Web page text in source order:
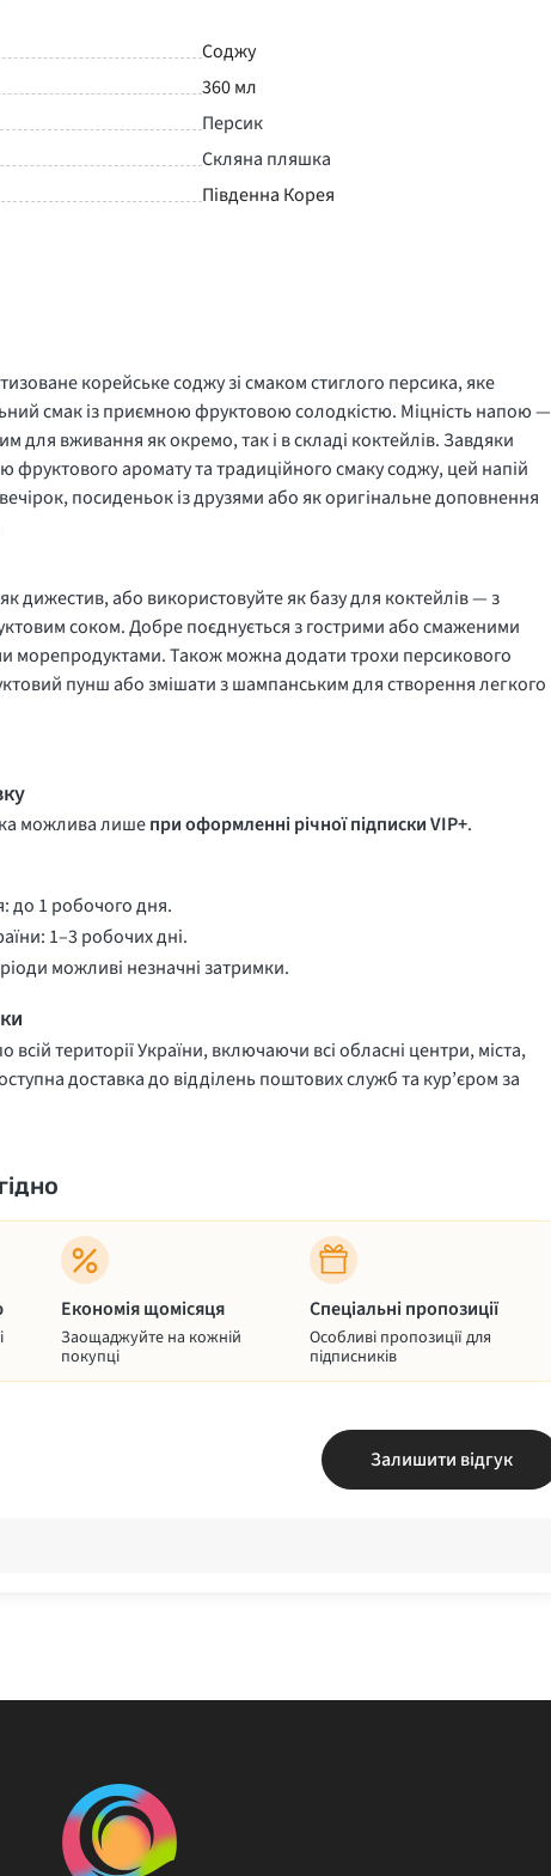
Соджу
360 мл
Персик
Скляна пляшка
Південна Корея
корейське соджу зі смаком стиглого персика, яке
смак із приємною фруктовою солодкістю. Міцність напою —
для вживання як окремо, так і в складі коктейлів. Завдяки
фруктового аромату та традиційного смаку соджу, цей напій
посиденьок із друзями або як оригінальне доповнення
дижестив, або використовуйте як базу для коктейлів — з
соком. Добре поєднується з гострими або смаженими
морепродуктами. Також можна додати трохи персикового
пунш або змішати з шампанським для створення легкого
можлива лишепри оформленні річної підписки VIP+.
до 1 робочого дня.
1–3 робочих дні.
можливі незначні затримки.
всій території України, включаючи всі обласні центри, міста,
доставка до відділень поштових служб та кур’єром за
Економія щомісяця
Заощаджуйте на кожній
покупці
Спеціальні пропозиції
Особливі пропозиції для
підписників
Залишити відгук